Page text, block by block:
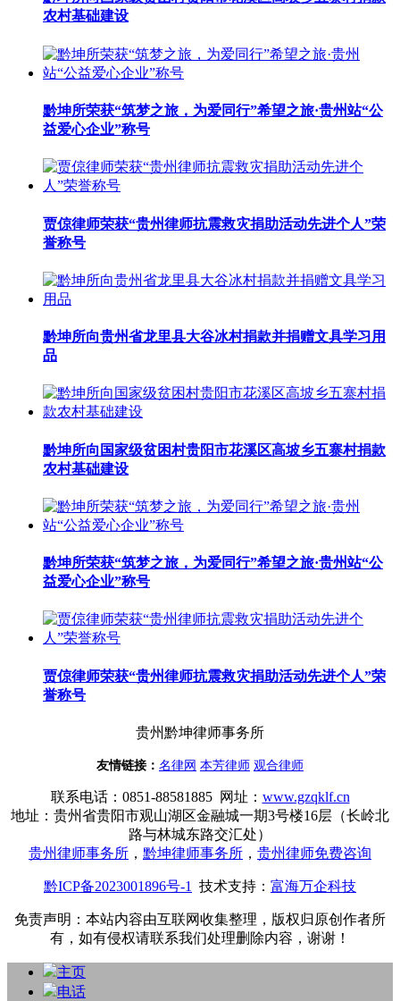
农村基础建设
黔坤所荣获“筑梦之旅，为爱同行”希望之旅·贵州站“公
益爱心企业”称号
贾倞律师荣获“贵州律师抗震救灾捐助活动先进个人”荣
誉称号
黔坤所向贵州省龙里县大谷冰村捐款并捐赠文具学习用
品
黔坤所向国家级贫困村贵阳市花溪区高坡乡五寨村捐款
农村基础建设
黔坤所荣获“筑梦之旅，为爱同行”希望之旅·贵州站“公
益爱心企业”称号
贾倞律师荣获“贵州律师抗震救灾捐助活动先进个人”荣
誉称号
贵州黔坤律师事务所
友情链接： 名律网 本芳律师 观合律师
联系电话： 0851-88581885 网址： www.gzqklf.cn
地址：贵州省贵阳市观山湖区金融城一期3号楼16层（长岭北
路与林城东路交汇处）
贵州律师事务所 ， 黔坤律师事务所 ， 贵州律师免费咨询
黔ICP备2023001896号-1 技术支持： 富海万企科技
免责声明：本站内容由互联网收集整理，版权归原创作者所
有，如有侵权请联系我们处理删除内容，谢谢！
主页
电话